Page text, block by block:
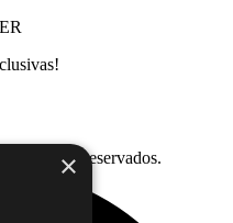
derechos reservados.
×